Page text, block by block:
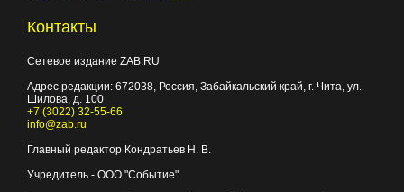
Контакты
Сетевое издание ZAB.RU
Адрес редакции: 672038 , Россия, Забайкальский край, г. Чита ул.
Шилова, д. 100
+7 (3022) 32-55-66
info@zab.ru
Главный редактор Кондратьев Н. В.
Учредитель - ООО "Событие"